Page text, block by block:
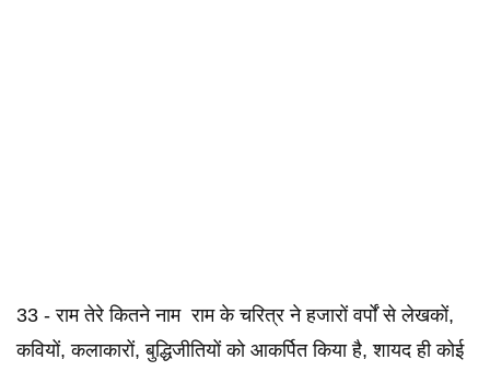
33 - राम तेरे कितने नाम राम के चरित्र ने हजारों वर्पों से लेखकों,
कवियों, कलाकारों, बुद्धिजीतियों को आकर्पित किया है, शायद ही कोई